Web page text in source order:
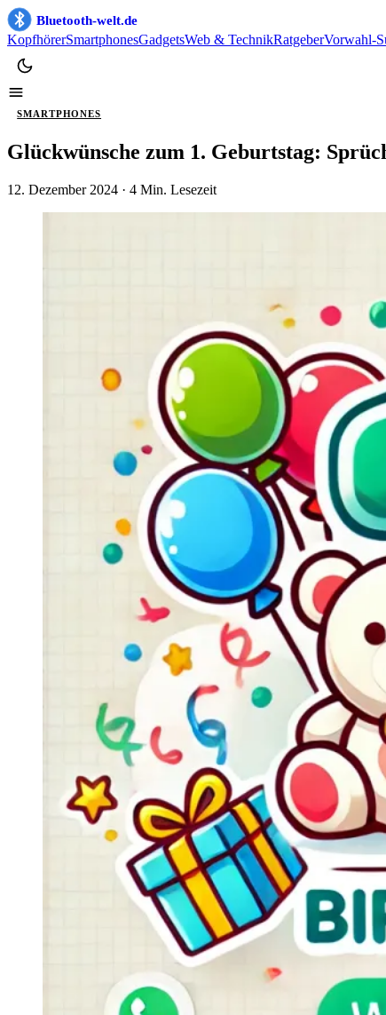
Bluetooth-welt.de
KopfhörerSmartphonesGadgetsWeb & TechnikRatgeberVorwahl-
SMARTPHONES
Glückwünsche zum 1. Geburtstag:
12. Dezember 2024 · 4 Min. Lesezeit